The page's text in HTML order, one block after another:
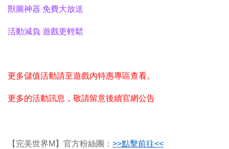
獸圖神器 免費大放送
活動減負 遊戲更輕鬆
更多儲值活動請至遊戲內特惠專區查看。
更多的活動訊息，敬請留意後續官網公告
【完美世界M】官方粉絲團： >>點擊前往<<